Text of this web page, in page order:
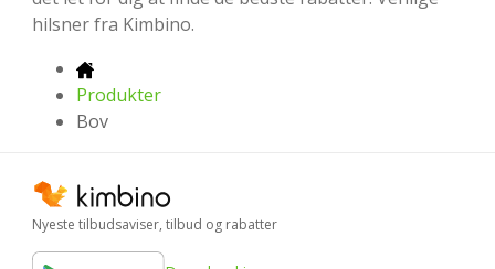
hilsner fra Kimbino.
Produkter
Bov
Nyeste tilbudsaviser, tilbud og rabatter